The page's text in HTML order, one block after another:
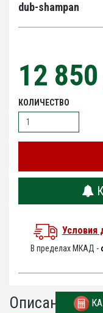
dub-shampan
12 850
КОЛИЧЕСТВО
Условия
В пределах МКАД -
Описание